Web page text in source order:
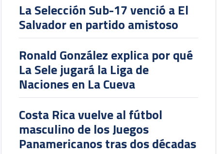
La Selección Sub-17 venció a El
Salvador en partido amistoso
Ronald González explica por qué
La Sele jugará la Liga de
Naciones en La Cueva
Costa Rica vuelve al fútbol
masculino de los Juegos
Panamericanos tras dos décadas